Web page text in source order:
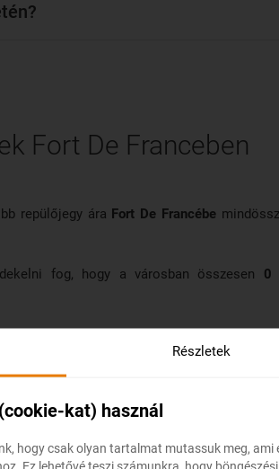
Fort De Franceben
repülőjegy ára Fort De Francébe
fog, hogy a városban összesen 0
Martinique szigetén?
Részletek
kat) használ
hogy csak olyan tartalmat mutassuk meg,
Ez lehetővé teszi számunkra, hogy